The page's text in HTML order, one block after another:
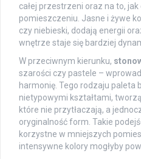
całej przestrzeni oraz na to,
pomieszczeniu. Jasne i żywe
czy niebieski, dodają energii
wnętrze staje się bardziej
W przeciwnym kierunku,
szarości czy pastele –
harmonię. Tego rodzaju paleta
nietypowymi kształtami,
które nie przytłaczają, a
oryginalność form. Takie
korzystne w mniejszych
intensywne kolory mogłyby